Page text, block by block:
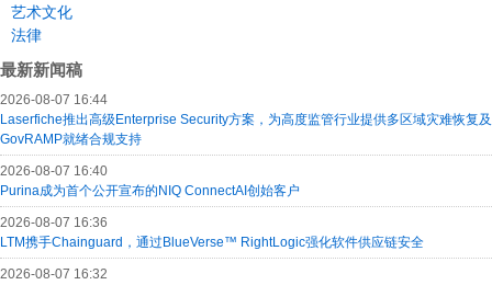
艺术文化
法律
最新新闻稿
2026-08-07 16:44
Laserfiche推出高级Enterprise Security方案，为高度监管行业提供多区域灾难恢复及
GovRAMP就绪合规支持
2026-08-07 16:40
Purina成为首个公开宣布的NIQ ConnectAI创始客户
2026-08-07 16:36
LTM携手Chainguard，通过BlueVerse™ RightLogic强化软件供应链安全
2026-08-07 16:32